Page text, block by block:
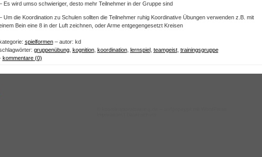
Es wird umso schwieriger, desto mehr Teilnehmer in der Gruppe sind
Um die Koordination zu Schulen sollten die Teilnehmer ruhig Koordinative Übungen verwenden z.B. mit
Bein eine 8 in der Luft zeichnen, oder Arme entgegengesetzt Kreisen
spielformen– autor: kd
gruppenübung, kognition, koordination, lernspiel, teamgeist, trainingsgruppe
kommentare (0)